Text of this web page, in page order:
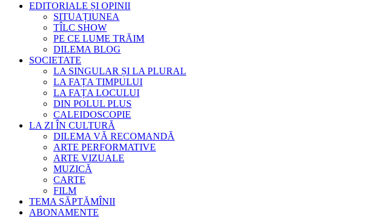
EDITORIALE ȘI OPINII
SITUAȚIUNEA
TÎLC SHOW
PE CE LUME TRĂIM
DILEMA BLOG
SOCIETATE
LA SINGULAR ȘI LA PLURAL
LA FAȚA TIMPULUI
LA FAȚA LOCULUI
DIN POLUL PLUS
CALEIDOSCOPIE
LA ZI ÎN CULTURĂ
DILEMA VĂ RECOMANDĂ
ARTE PERFORMATIVE
ARTE VIZUALE
MUZICĂ
CARTE
FILM
TEMA SĂPTĂMÎNII
ABONAMENTE